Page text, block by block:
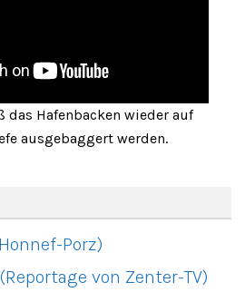
das Hafenbacken wieder auf
ausgebaggert werden.
Porz)
von Zenter-TV)